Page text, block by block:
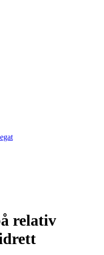
relativ